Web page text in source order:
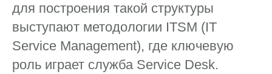
для построения такой структуры
выступают методологии ITSM (IT
Service Management), где ключевую
роль играет служба Service Desk.